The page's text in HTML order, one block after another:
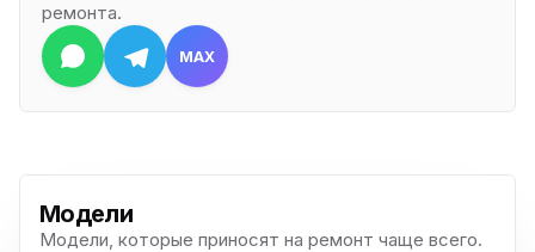
ремонта.
MAX
Модели
Модели, которые приносят на ремонт чаще всего.